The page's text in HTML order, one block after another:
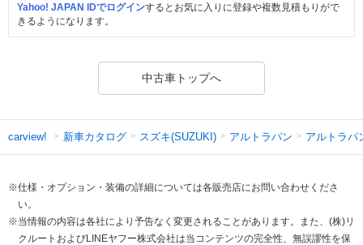
Yahoo! JAPAN IDでログインするとお気に入りに登録や複数見積もりがで
きるようになります。
中古車トップへ
carview! 新車カタログ スズキ(SUZUKI) アルトラパン アルトラパ
※仕様・オプション・装備の詳細については各販売店にお問い合わせくださ
い。
※当情報の内容は各社により予告なく変更されることがあります。また、(株)リ
クルートおよびLINEヤフー株式会社は当コンテンツの完全性、無誤謬性を保